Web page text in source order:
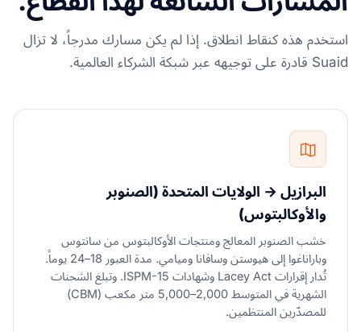
استخدم هذه كنقاط انطلاق. إذا لم يكن مسارك مدرجاً، لا تزال
Suaid قادرة على توجيهه عبر شبكة الشركاء العالمية.
البرازيل → الولايات المتحدة (الصنوبر
والأوكالبتوس)
خشب الصنوبر المعالج ومنتجات الأوكالبتوس من سانتوس
وباراناغوا إلى هيوستن وسافانا وميامي. مدة العبور 18–24 يوماً.
تُدار إقرارات Lacey Act وشهادات ISPM-15. وتبلغ الشحنات
الشهرية في المتوسط 2,000–5,000 متر مكعب (CBM)
للمصدّرين المنتظمين.